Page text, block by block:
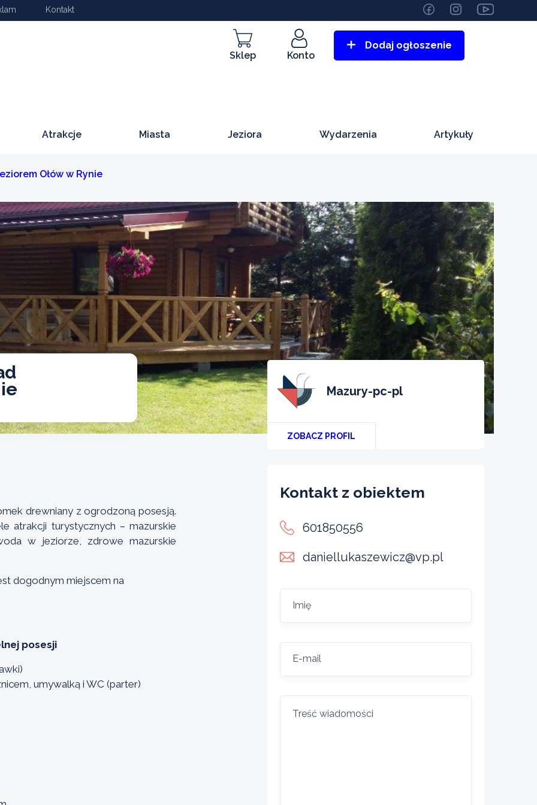
Kontakt
Sklep Konto
Dodaj ogłoszenie
Atrakcje Miasta Jeziora Wydarzenia Artykuły
Ołów w Rynie
drewniany z ogrodzoną posesją.
atrakcji turystycznych – mazurskie
w jeziorze, zdrowe mazurskie
dogodnym miejscem na
posesji
umywalką i WC (parter)
mazury-pc-pl
ZOBACZ PROFIL
Kontakt z obiektem
601850556
daniellukaszewicz@vp.pl